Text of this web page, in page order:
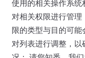
使用的相关操作系
对相关权限进行管
限的类型与目的可
对列表进行调整，